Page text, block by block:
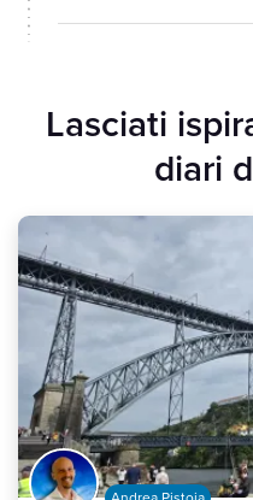
Lasciati
diari